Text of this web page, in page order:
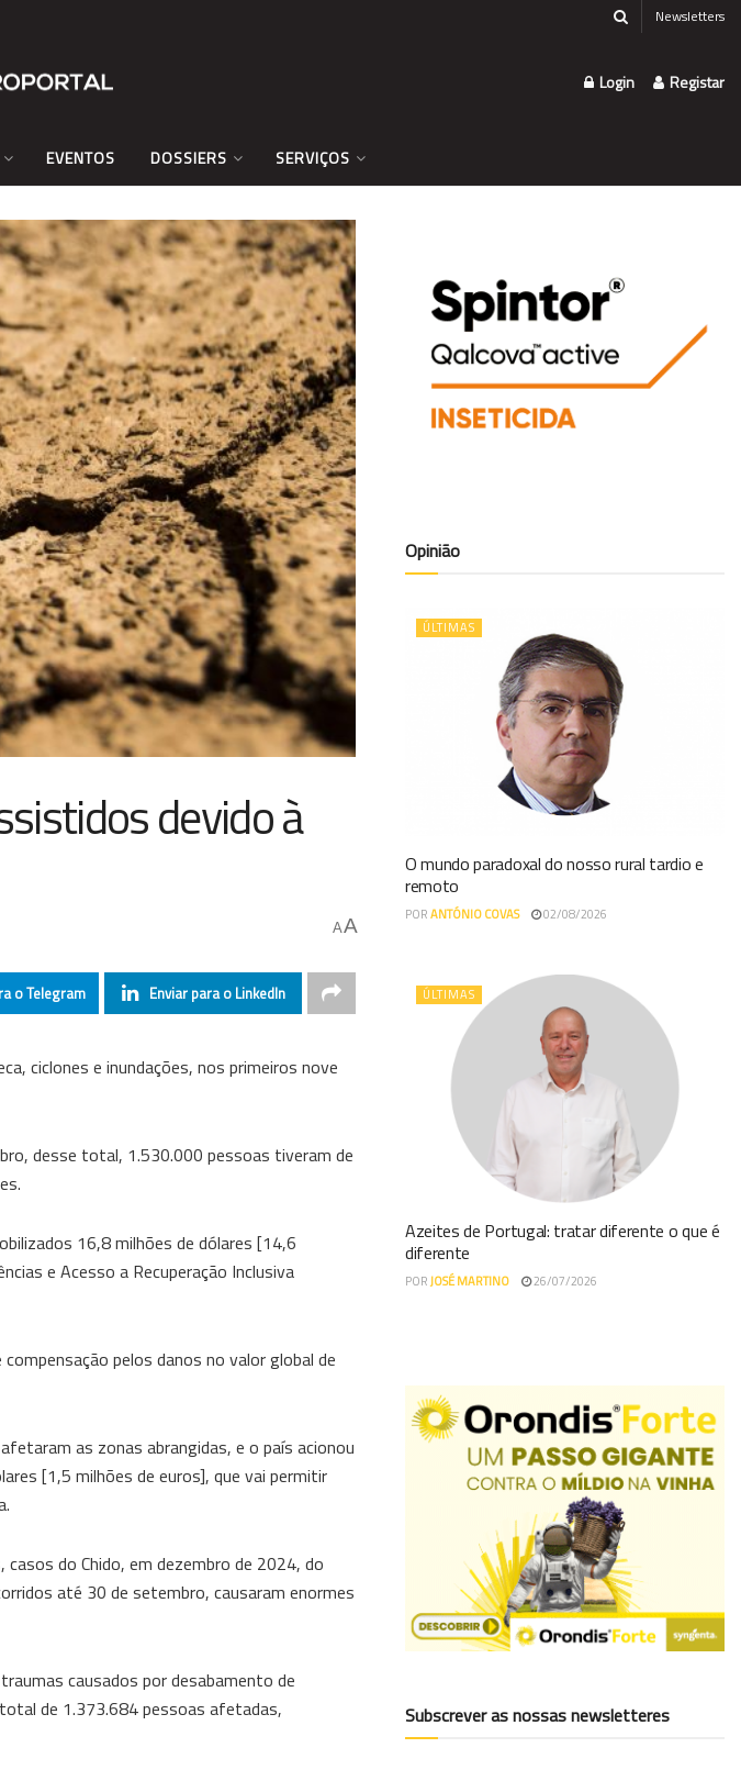
Newsletters
Login Registar
EVENTOS DOSSIERS SERVIÇOS
devido à
AA
o Telegram Enviar para o LinkedIn
ciclones e inundações, nos primeiros nove
desse total, 1.530.000 pessoas tiveram de
16,8 milhões de dólares [14,6
e Acesso a Recuperação Inclusiva
pelos danos no valor global de
as zonas abrangidas, e o país acionou
[1,5 milhões de euros], que vai permitir
do Chido, em dezembro de 2024, do
até 30 de setembro, causaram enormes
causados por desabamento de
de 1.373.684 pessoas afetadas,
Opinião
ÚLTIMAS
O mundo paradoxal do nosso rural tardio e
remoto
PORANTÓNIO COVAS 02/08/2026
ÚLTIMAS
Azeites de Portugal: tratar diferente o que é
diferente
PORJOSÉ MARTINO 26/07/2026
Subscrever as nossas newsletteres